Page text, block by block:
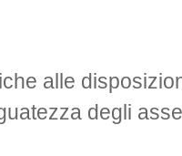
alle
degli